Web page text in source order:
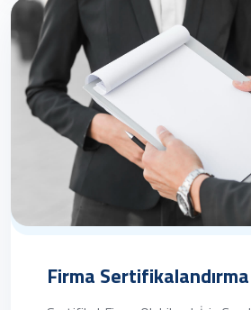
Firma Sertifikalandırma